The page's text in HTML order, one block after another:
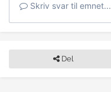
Skriv svar til emnet...
Del